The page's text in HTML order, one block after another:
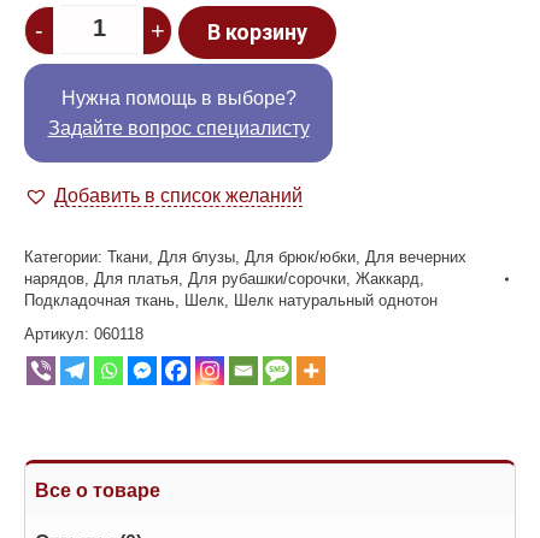
Quantity
- + В корзину
Нужна помощь в выборе?
Задайте вопрос специалисту
Добавить в список желаний
Категории: Ткани Для блузы Для брюк/юбки Для вечерних
нарядов Для платья Для рубашки/сорочки Жаккард
Подкладочная ткань Шелк Шелк натуральный однотон
Артикул: 060118
Все о товаре